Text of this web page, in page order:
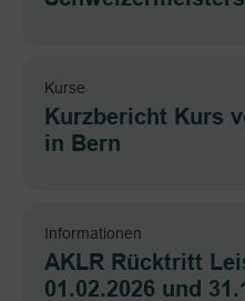
Kurse
Kurzbericht Kurs
in Bern
Informationen
AKLR Rücktritt
01.02.2026 und